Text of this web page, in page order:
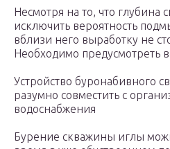
Несмотря на то, что глубина
исключить вероятность
вблизи него выработку не
Необходимо предусмотреть
Устройство буронабивного
разумно совместить с
водоснабжения
Бурение скважины иглы